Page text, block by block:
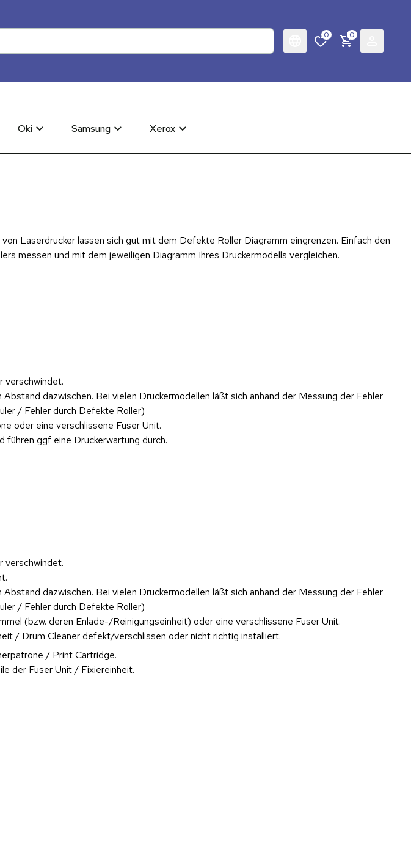
0 0
Oki Samsung Xerox
Laserdrucker lassen sich gut mit dem Defekte Roller Diagramm eingrenzen. Einfach den
messen und mit dem jeweiligen Diagramm Ihres Druckermodells vergleichen.
verschwindet.
dazwischen. Bei vielen Druckermodellen läßt sich anhand der Messung der Fehler
/ Fehler durch Defekte Roller)
oder eine verschlissene Fuser Unit.
führen ggf eine Druckerwartung durch.
verschwindet.
dazwischen. Bei vielen Druckermodellen läßt sich anhand der Messung der Fehler
/ Fehler durch Defekte Roller)
(bzw. deren Enlade-/Reinigungseinheit) oder eine verschlissene Fuser Unit.
/ Drum Cleaner defekt/verschlissen oder nicht richtig installiert.
/ Print Cartridge.
der Fuser Unit / Fixiereinheit.